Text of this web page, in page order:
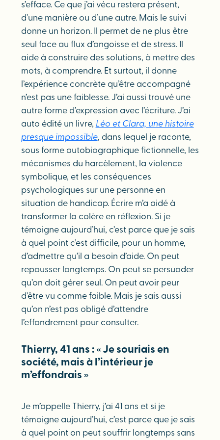
s’efface. Ce que j’ai vécu restera présent,
d’une manière ou d’une autre. Mais le suivi
donne un horizon. Il permet de ne plus être
seul face au flux d’angoisse et de stress. Il
aide à construire des solutions, à mettre des
mots, à comprendre. Et surtout, il donne
l’expérience concrète qu’être accompagné
n’est pas une faiblesse. J’ai aussi trouvé une
autre forme d’expression avec l’écriture. J’ai
auto édité un livre, Léo et Clara, une histoire
presque impossible, dans lequel je raconte,
sous forme autobiographique fictionnelle, les
mécanismes du harcèlement, la violence
symbolique, et les conséquences
psychologiques sur une personne en
situation de handicap. Écrire m’a aidé à
transformer la colère en réflexion. Si je
témoigne aujourd’hui, c’est parce que je sais
à quel point c’est difficile, pour un homme,
d’admettre qu’il a besoin d’aide. On peut
repousser longtemps. On peut se persuader
qu’on doit gérer seul. On peut avoir peur
d’être vu comme faible. Mais je sais aussi
qu’on n’est pas obligé d’attendre
l’effondrement pour consulter.
Thierry, 41 ans : « Je souriais en
société, mais à l’intérieur je
m’effondrais »
Je m’appelle Thierry, j’ai 41 ans et si je
témoigne aujourd’hui, c’est parce que je sais
à quel point on peut souffrir longtemps sans